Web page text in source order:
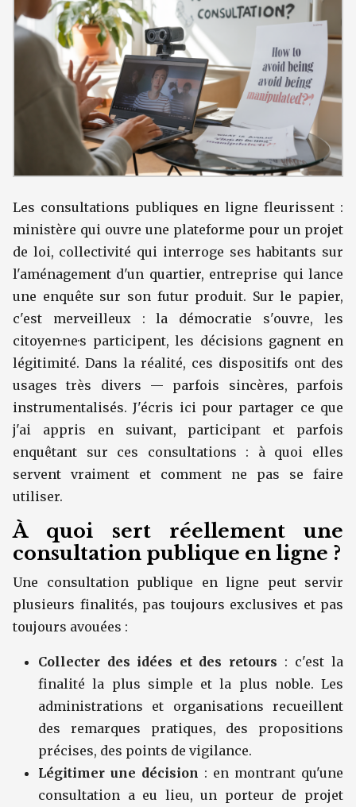
Les consultations publiques en ligne fleurissent :
ministère qui ouvre une plateforme pour un projet
de loi, collectivité qui interroge ses habitants sur
l'aménagement d'un quartier, entreprise qui lance
une enquête sur son futur produit. Sur le papier,
c'est merveilleux : la démocratie s'ouvre, les
citoyen·ne·s participent, les décisions gagnent en
légitimité. Dans la réalité, ces dispositifs ont des
usages très divers — parfois sincères, parfois
instrumentalisés. J'écris ici pour partager ce que
j'ai appris en suivant, participant et parfois
enquêtant sur ces consultations : à quoi elles
servent vraiment et comment ne pas se faire
utiliser.
À quoi sert réellement une
consultation publique en ligne ?
Une consultation publique en ligne peut servir
plusieurs finalités, pas toujours exclusives et pas
toujours avouées :
Collecter des idées et des retours : c'est la
finalité la plus simple et la plus noble. Les
administrations et organisations recueillent
des remarques pratiques, des propositions
précises, des points de vigilance.
Légitimer une décision : en montrant qu'une
consultation a eu lieu, un porteur de projet